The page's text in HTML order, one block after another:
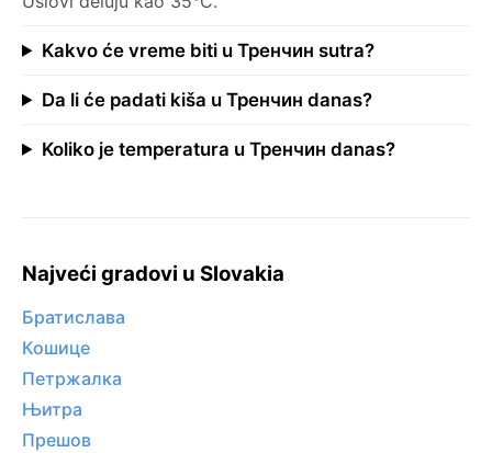
Kakvo će vreme biti u Тренчин sutra?
Da li će padati kiša u Тренчин danas?
Koliko je temperatura u Тренчин danas?
Najveći gradovi u Slovakia
Братислава
Кошице
Петржалка
Њитра
Прешов